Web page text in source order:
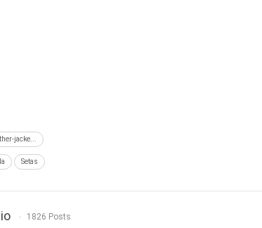
jacke...
Setas
1826 Posts